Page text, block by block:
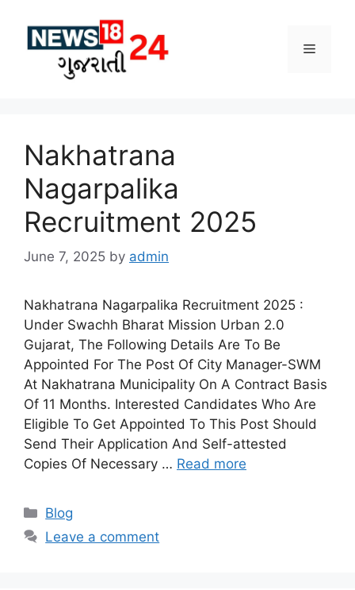
content
Menu
Nakhatrana
Nagarpalika
Recruitment 2025
June 7, 2025 by admin
Nakhatrana Nagarpalika Recruitment 2025 :
Under Swachh Bharat Mission Urban 2.0
Gujarat, The Following Details Are To Be
Appointed For The Post Of City Manager-SWM
At Nakhatrana Municipality On A Contract Basis
Of 11 Months. Interested Candidates Who Are
Eligible To Get Appointed To This Post Should
Send Their Application And Self-attested
Copies Of Necessary … Read more
Categories
Blog
Leave a comment